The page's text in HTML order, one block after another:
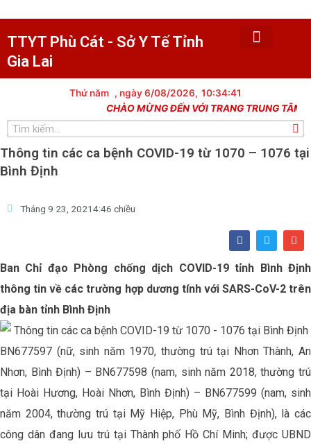
tới
nội
dung
TTYT Phù Cát - Sở Y Tế Tỉnh
Gia Lai
Thứ năm , ngày 6/08/2026, 10:34:41
CHÀO MỪNG ĐẾN VỚI TRANG TRUNG TÂM Y
Tìm
Thông tin các ca bệnh COVID-19 từ 1070 – 1076 tại
Bình Định
Tháng 9 23, 20214:46 chiều
F
a
c
e
b
o
o
T
w
i
t
t
e
r
E
n
v
e
l
o
p
Ban Chỉ đạo Phòng chống dịch COVID-19 tỉnh Bình Định
thông tin về các trường hợp dương tính với SARS-CoV-2 trên
địa bàn tỉnh Bình Định
BN677597 (nữ, sinh năm 1970, thường trú tại Nhơn Thành, An
Nhơn, Bình Định) – BN677598 (nam, sinh năm 2018, thường trú
tại Hoài Hương, Hoài Nhơn, Bình Định) – BN677599 (nam, sinh
năm 2004, thường trú tại Mỹ Hiệp, Phù Mỹ, Bình Định), là các
công dân đang lưu trú tại Thành phố Hồ Chí Minh; được UBND